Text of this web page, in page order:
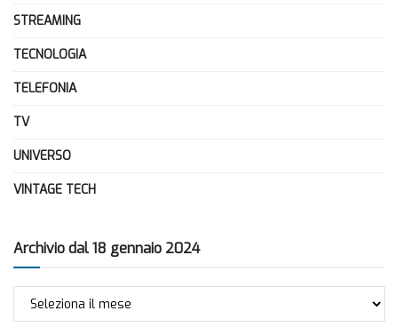
STREAMING
TECNOLOGIA
TELEFONIA
TV
UNIVERSO
VINTAGE TECH
Archivio dal 18 gennaio 2024
Archivio